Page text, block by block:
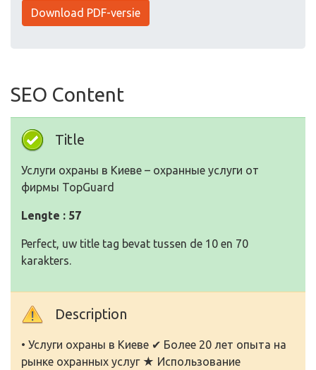
Download PDF-versie
SEO Content
Title
Услуги охраны в Киеве – охранные услуги от
фирмы TopGuard
Lengte : 57
Perfect, uw title tag bevat tussen de 10 en 70
karakters.
Description
• Услуги охраны в Киеве ✔ Более 20 лет опыта на
рынке охранных услуг ★ Использование